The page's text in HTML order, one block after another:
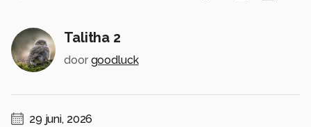
Talitha 2
door goodluck
29 juni, 2026